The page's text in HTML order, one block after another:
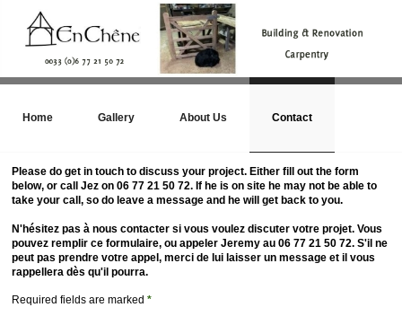
Home Gallery About Us Contact
Please do get in touch to discuss your project. Either fill out the form
below, or call Jez on 06 77 21 50 72. If he is on site he may not be able to
take your call, so do leave a message and he will get back to you.
N'hésitez pas à nous contacter si vous voulez discuter votre projet. Vous
pouvez remplir ce formulaire, ou appeler Jeremy au 06 77 21 50 72. S'il ne
peut pas prendre votre appel, merci de lui laisser un message et il vous
rappellera dès qu'il pourra.
Required fields are marked *